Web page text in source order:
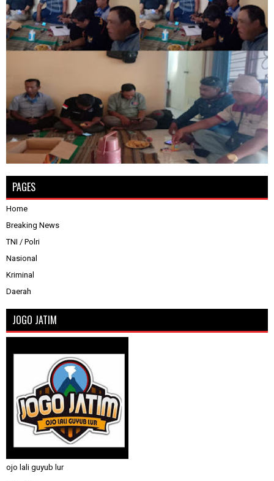
PAGES
Home
Breaking News
TNI / Polri
Nasional
Kriminal
Daerah
JOGO JATIM
ojo lali guyub lur